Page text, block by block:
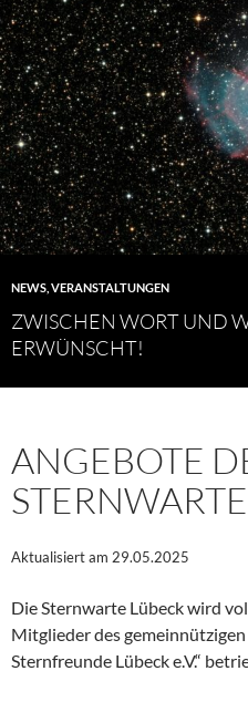
NEWS VERANSTALTUNGEN
ZWISCHEN WORT UND
ERWÜNSCHT!
ANGEBOTE
Aktualisiert am 29.05.2025
Die Sternwarte Lübeck wird
Mitglieder des
Sternfreunde Lübeck e.V.“